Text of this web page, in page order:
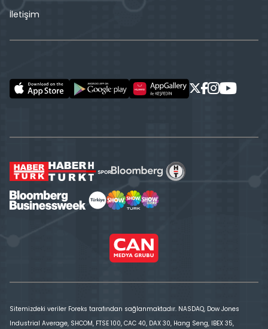
İletişim
Sitemizdeki veriler Foreks tarafından sağlanmaktadır. NASDAQ, Dow Jones
Industrial Average, SHCOM, FTSE 100, CAC 40, DAX 30, Hang Seng, IBEX 35,